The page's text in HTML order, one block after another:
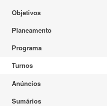
Objetivos
Planeamento
Programa
Turnos
Anúncios
Sumários